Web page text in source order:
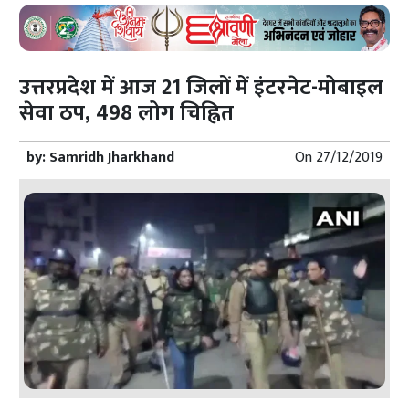
उत्तरप्रदेश में आज 21 जिलों में इंटरनेट-मोबाइल
सेवा ठप, 498 लोग चिह्नित
by:Samridh Jharkhand On27/12/2019